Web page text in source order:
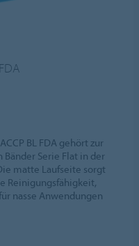
BL FDA gehört zur
Serie Flat in der
matte Laufseite sorgt
Reinigungsfähigkeit,
nasse Anwendungen